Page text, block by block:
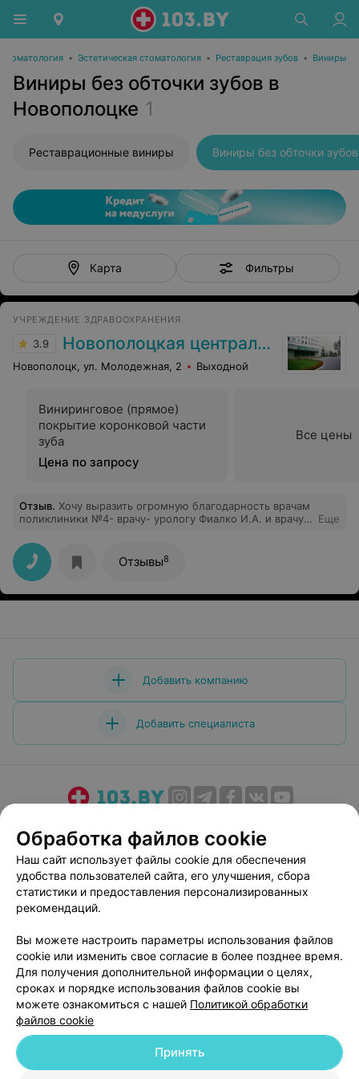
Стоматология • Эстетическая стоматология • Реставрация зубов • Виниры
Виниры без обточки зубов в
Новополоцке 1
Реставрационные виниры Виниры без обточки зубов
Карта Фильтры
УЧРЕЖДЕНИЕ ЗДРАВООХРАНЕНИЯ
3.9 Новополоцкая центральная городская больница
Новополоцк, ул. Молодежная, 2 Выходной
Виниринговое (прямое)
покрытие коронковой части
зуба
Цена по запросу
Все цены
Отзыв. Хочу выразить огромную благодарность врачам
поликлиники №4- врачу- урологу Фиалко И.А. и врачу-
персоналу- Сикора К.С. и Кремс Т.Н. за их высочайший
профессионализм, чуткость, стремление прийти на
помощь и найти выход из любой, казалось бы, самой
сложнейшей ситуации. И хотелось бы пожелать им
оставаться на том же уровне ещё долгие годы, не
Еще
Отзывы8
Добавить компанию
Добавить специалиста
Медицинский маркетинг
Публичный договор
Пользовательское соглашение
Способы оплаты
Вакансии
Партнеры
Написать руководителю 103.by
Персональные настройки cookie
Обработка персональных данных
Обработка файлов cookie
Наш сайт использует файлы cookie для обеспечения
удобства пользователей сайта, его улучшения, сбора
статистики и предоставления персонализированных
рекомендаций.
Вы можете настроить параметры использования файлов
cookie или изменить свое согласие в более позднее время.
Для получения дополнительной информации о целях,
сроках и порядке использования файлов cookie вы
можете ознакомиться с нашей Политикой обработки
файлов cookie
Принять